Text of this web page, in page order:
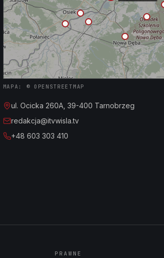
MAPA: © OPENSTREETMAP
ul. Ocicka 260A, 39-400 Tarnobrzeg
redakcja@itvwisla.tv
+48 603 303 410
PRAWNE